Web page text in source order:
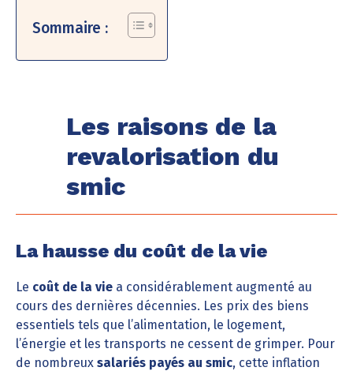
Sommaire :
Les raisons de la
revalorisation du
smic
La hausse du coût de la vie
Le coût de la vie a considérablement augmenté au
cours des dernières décennies. Les prix des biens
essentiels tels que l’alimentation, le logement,
l’énergie et les transports ne cessent de grimper. Pour
de nombreux salariés payés au smic, cette inflation